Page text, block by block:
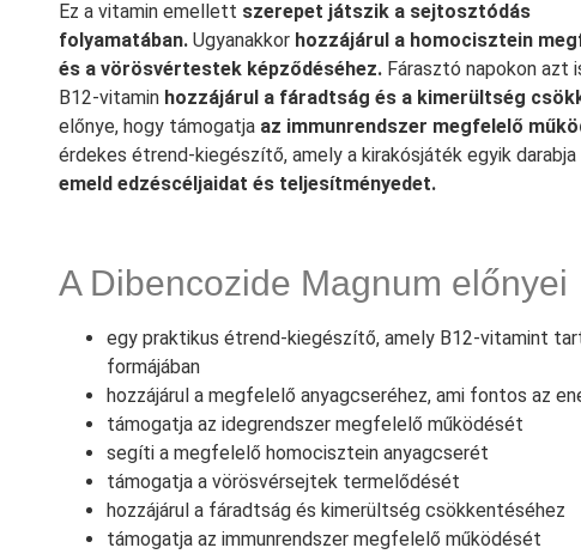
Ez a vitamin emellett szerepet játszik a sejtosztódás
folyamatában. Ugyanakkor hozzájárul a homocisztein
és a vörösvértestek képződéséhez. Fárasztó napokon azt
B12-vitamin hozzájárul a fáradtság és a kimerültség
előnye, hogy támogatja az immunrendszer megfelelő
érdekes étrend-kiegészítő, amely a kirakósjáték egyik
emeld edzéscéljaidat és teljesítményedet.
A Dibencozide Magnum előnyei
egy praktikus étrend-kiegészítő, amely B12-vitamint
formájában
hozzájárul a megfelelő anyagcseréhez, ami fontos az
támogatja az idegrendszer megfelelő működését
segíti a megfelelő homocisztein anyagcserét
támogatja a vörösvérsejtek termelődését
hozzájárul a fáradtság és kimerültség csökkentéséhez
támogatja az immunrendszer megfelelő működését